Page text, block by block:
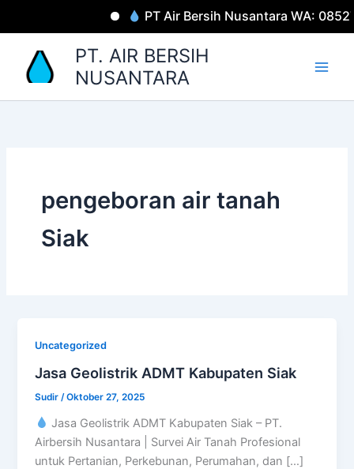
PT Air Bersih Nusantara WA:
PT. AIR BERSIH
NUSANTARA
pengeboran air tanah
Siak
Uncategorized
Jasa Geolistrik ADMT Kabupaten Siak
Sudir /Oktober 27, 2025
Jasa Geolistrik ADMT Kabupaten Siak – PT.
Airbersih Nusantara | Survei Air Tanah Profesional
untuk Pertanian, Perkebunan, Perumahan, dan […]